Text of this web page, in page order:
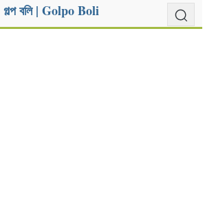
গল্প বলি | Golpo Boli